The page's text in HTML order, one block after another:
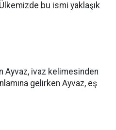
bu ismi yaklaşık
Ayvaz, ivaz kelimesinden
gelirken Ayvaz, eş